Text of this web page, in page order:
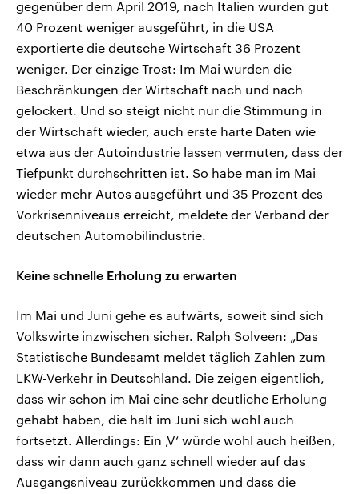
gegenüber dem April 2019, nach Italien wurden gut
40 Prozent weniger ausgeführt, in die USA
exportierte die deutsche Wirtschaft 36 Prozent
weniger. Der einzige Trost: Im Mai wurden die
Beschränkungen der Wirtschaft nach und nach
gelockert. Und so steigt nicht nur die Stimmung in
der Wirtschaft wieder, auch erste harte Daten wie
etwa aus der Autoindustrie lassen vermuten, dass der
Tiefpunkt durchschritten ist. So habe man im Mai
wieder mehr Autos ausgeführt und 35 Prozent des
Vorkrisenniveaus erreicht, meldete der Verband der
deutschen Automobilindustrie.
Keine schnelle Erholung zu erwarten
Im Mai und Juni gehe es aufwärts, soweit sind sich
Volkswirte inzwischen sicher. Ralph Solveen: „Das
Statistische Bundesamt meldet täglich Zahlen zum
LKW-Verkehr in Deutschland. Die zeigen eigentlich,
dass wir schon im Mai eine sehr deutliche Erholung
gehabt haben, die halt im Juni sich wohl auch
fortsetzt. Allerdings: Ein ‚V‘ würde wohl auch heißen,
dass wir dann auch ganz schnell wieder auf das
Ausgangsniveau zurückkommen und dass die